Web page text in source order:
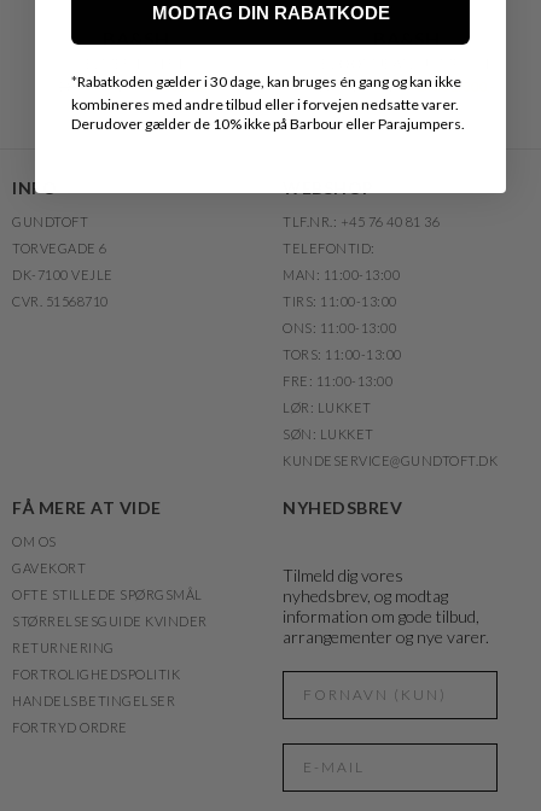
DKK 750,-
DKK 525,-
DKK 2.000,-
DKK 1.000,-
INFO
GUNDTOFT
TORVEGADE 6
DK-7100 VEJLE
CVR. 51568710
TLF.NR.: +45 76 40 81 36
TELEFONTID:
MAN: 11:00-13:00
TIRS: 11:00-13:00
ONS: 11:00-13:00
TORS: 11:00-13:00
FRE: 11:00-13:00
LØR: LUKKET
SØN: LUKKET
KUNDESERVICE@GUNDTOFT.DK
FÅ MERE AT VIDE
OM OS
GAVEKORT
OFTE STILLEDE SPØRGSMÅL
STØRRELSESGUIDE KVINDER
RETURNERING
FORTROLIGHEDSPOLITIK
HANDELSBETINGELSER
FORTRYD ORDRE
NYHEDSBREV
Tilmeld dig vores
nyhedsbrev, og modtag
information om gode tilbud,
arrangementer og nye varer.
MODTAG DIN RABATKODE
*Rabatkoden gælder i 30 dage, kan bruges én gang og kan ikke
kombineres med andre tilbud eller i forvejen nedsatte varer.
Derudover gælder de 10% ikke på Barbour eller Parajumpers.